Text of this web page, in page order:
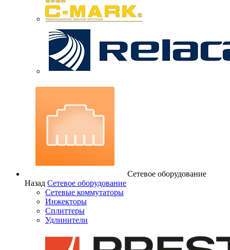
Сетевое оборудование
Назад Сетевое оборудование
Сетевые коммутаторы
Инжекторы
Сплиттеры
Удлинители